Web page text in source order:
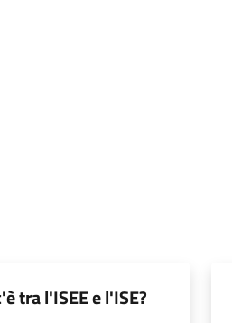
tra l'ISEE e l'ISE?